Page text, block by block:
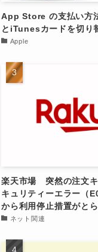
App Store の支払い方
とiTunesカードを切り
Apple
楽天市場 突然の注文
キュリティーエラー（
から利用停止措置がと
ネット関連